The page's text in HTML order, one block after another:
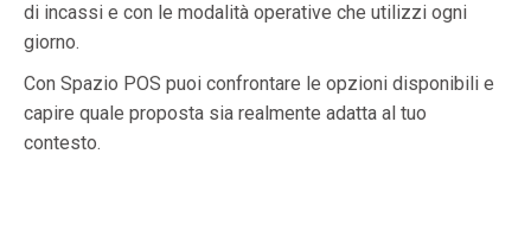
di incassi e con le modalità operative che utilizzi ogni
giorno.
Con Spazio POS puoi confrontare le opzioni disponibili e
capire quale proposta sia realmente adatta al tuo
contesto.